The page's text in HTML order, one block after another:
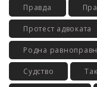
Правда
Протест адвоката
Родна
Судство